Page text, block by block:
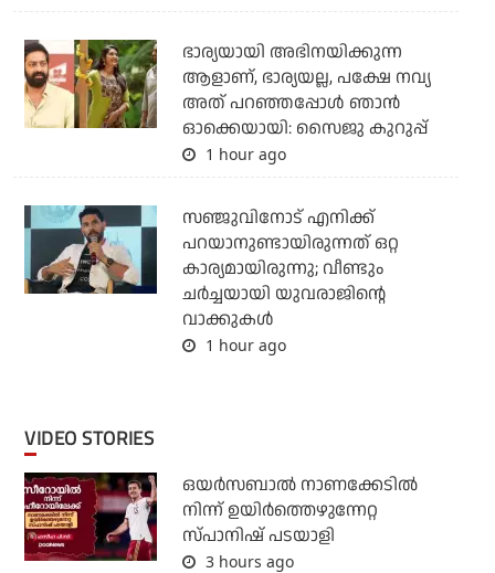
ഭാര്യയായി അഭിനയിക്കുന്ന
ആളാണ്, ഭാര്യയല്ല, പക്ഷേ നവ്യ
അത് പറഞ്ഞപ്പോള്‍ ഞാന്‍
ഓക്കെയായി: സൈജു കുറുപ്പ്
1 hour ago
സഞ്ജുവിനോട് എനിക്ക്
പറയാനുണ്ടായിരുന്നത് ഒറ്റ
കാര്യമായിരുന്നു; വീണ്ടും
ചര്‍ച്ചയായി യുവരാജിന്റെ
വാക്കുകള്‍
1 hour ago
VIDEO STORIES
ഒയര്‍സബാൽ നാണക്കേടിൽ
നിന്ന് ഉയിർത്തെഴുന്നേറ്റ
സ്പാനിഷ് പടയാളി
3 hours ago